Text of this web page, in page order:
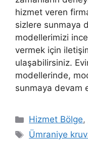
hizmet veren
sizlere sunmaya
modellerimizi
vermek için
ulaşabilirsiniz.
modellerinde,
sunmaya devam
Hizmet Bölge,
Ümraniye